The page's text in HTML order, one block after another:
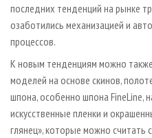
последних тенденций на рынке
озаботились механизацией и
процессов.
К новым тенденциям можно
моделей на основе скинов,
шпона, особенно шпона FineLine,
искусственные пленки и
глянец», которые можно